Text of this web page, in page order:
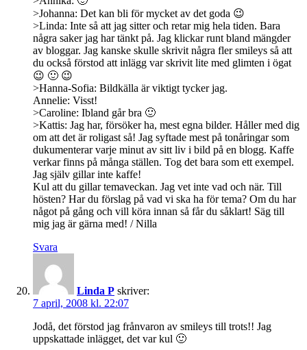
>Johanna: Det kan bli för mycket av det goda 😉
>Linda: Inte så att jag sitter och retar mig hela tiden. Bara
några saker jag har tänkt på. Jag klickar runt bland mängder
av bloggar. Jag kanske skulle skrivit några fler smileys så att
du också förstod att inlägg var skrivit lite med glimten i ögat
😉 🙂 😉
>Hanna-Sofia: Bildkälla är viktigt tycker jag.
Annelie: Visst!
>Caroline: Ibland går bra 🙂
>Kattis: Jag har, försöker ha, mest egna bilder. Håller med dig
om att det är roligast så! Jag syftade mest på tonåringar som
dukumenterar varje minut av sitt liv i bild på en blogg. Kaffe
verkar finns på många ställen. Tog det bara som ett exempel.
Jag själv gillar inte kaffe!
Kul att du gillar temaveckan. Jag vet inte vad och när. Till
hösten? Har du förslag på vad vi ska ha för tema? Om du har
något på gång och vill köra innan så får du såklart! Säg till
mig jag är gärna med! / Nilla
Svara
Linda P skriver:
7 april, 2008 kl. 22:07
Jodå, det förstod jag frånvaron av smileys till trots!! Jag
uppskattade inlägget, det var kul 🙂